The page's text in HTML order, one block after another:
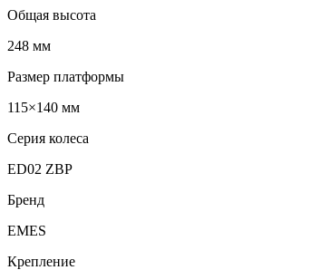
Общая высота
248 мм
Размер платформы
115×140 мм
Серия колеса
ED02 ZBP
Бренд
EMES
Крепление